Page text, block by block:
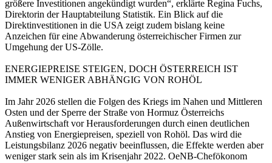
größere Investitionen angekündigt wurden“, erklärte Regina Fuchs,
Direktorin der Hauptabteilung Statistik. Ein Blick auf die
Direktinvestitionen in die USA zeigt zudem bislang keine
Anzeichen für eine Abwanderung österreichischer Firmen zur
Umgehung der US-Zölle.
ENERGIEPREISE STEIGEN, DOCH ÖSTERREICH IST
IMMER WENIGER ABHÄNGIG VON ROHÖL
Im Jahr 2026 stellen die Folgen des Kriegs im Nahen und Mittleren
Osten und der Sperre der Straße von Hormuz Österreichs
Außenwirtschaft vor Herausforderungen durch einen deutlichen
Anstieg von Energiepreisen, speziell von Rohöl. Das wird die
Leistungsbilanz 2026 negativ beeinflussen, die Effekte werden aber
weniger stark sein als im Krisenjahr 2022. OeNB-Chefökonom